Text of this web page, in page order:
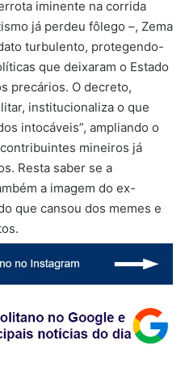
iminente na corrida
já perdeu fôlego –, Zema
turbulento, protegendo-
que deixaram o Estado
precários. O decreto,
institucionaliza o que
intocáveis”, ampliando o
mineiros já
Resta saber se a
a imagem do ex-
que cansou dos memes e